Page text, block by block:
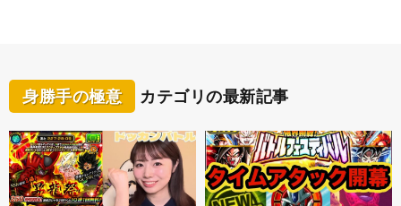
身勝手の極意 カテゴリの最新記事